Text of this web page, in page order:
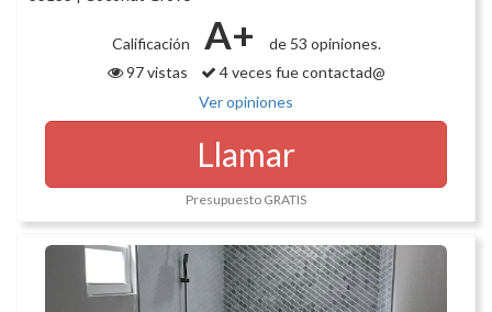
Calificación A+
de 53 opiniones.
97 vistas
4 veces fue contactad@
Ver opiniones
Llamar
Presupuesto GRATIS